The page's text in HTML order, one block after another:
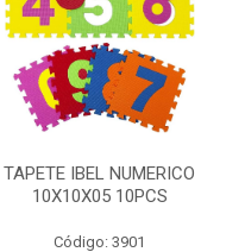
TAPETE IBEL NUMERICO
10X10X05 10PCS
Código: 3901